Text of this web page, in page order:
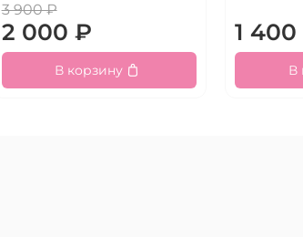
3 900 ₽
2 000 ₽
В корзину
1
В